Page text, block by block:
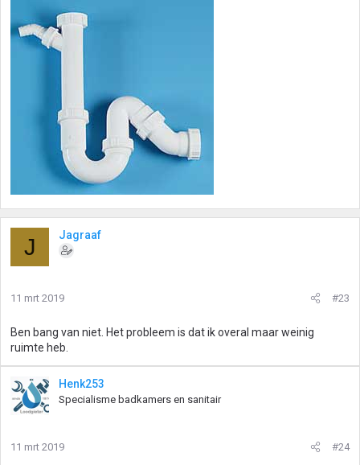
J Jagraaf
11 mrt 2019 #23
Ben bang van niet. Het probleem is dat ik overal maar weinig
ruimte heb.
Henk253
Specialisme badkamers en sanitair
11 mrt 2019 #24